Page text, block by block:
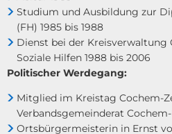
Studium und Ausbildung zur
(FH) 1985 bis 1988
Dienst bei der Kreisverwaltung
Soziale Hilfen 1988 bis 2006
Politischer Werdegang:
Mitglied im Kreistag Cochem-
Verbandsgemeinderat
Ortsbürgermeisterin in Ernst